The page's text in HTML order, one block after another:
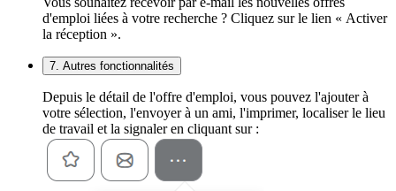
d'emploi liées à votre recherche ? Cliquez sur le lien « Activer
la réception ».
7. Autres fonctionnalités
Depuis le détail de l'offre d'emploi, vous pouvez l'ajouter à
votre sélection, l'envoyer à un ami, l'imprimer, localiser le lieu
de travail et la signaler en cliquant sur :